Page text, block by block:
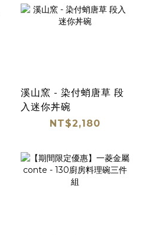
溪山窯 - 染付蛸唐草 段
入迷你丼碗
NT$2,180